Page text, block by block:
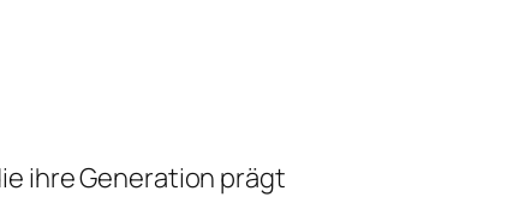
ihre Generation prägt